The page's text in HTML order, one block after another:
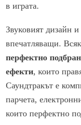
в играта.
Звуковият дизайн
впечатляващи.
перфектно
ефекти, които
Саундтракът е
парчета,
които перфектно